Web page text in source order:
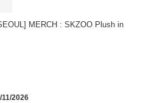
MERCH : SKZOO Plush in
2026